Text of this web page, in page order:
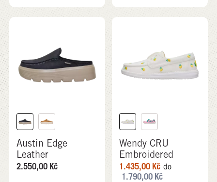
Austin Edge
Leather
2.550,00 Kč
Wendy CRU
Embroidered
1.435,00 Kč do
1.790,00 Kč